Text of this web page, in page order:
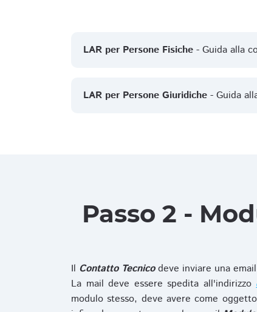
LAR per Persone Fisiche - Guida alla
LAR per Persone Giuridiche - Guida
Passo 2 -
Il Contatto Tecnicodeve inviare una
La mail deve essere spedita all'indirizzo
modulo stesso, deve avere come